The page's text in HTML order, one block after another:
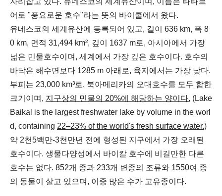
어로 "풍요로운 호수"라는 뜻의 바이쿨에서 왔다.
유네스코의 세계유산에 등록되어 있고, 길이 636 km, 폭 8
0 km, 면적 31,494 km², 깊이 1637 m로, 아시아에서 가장
넓은 민물호수이며, 세계에서 가장 깊은 호수이다. 호수의
바닥은 해수면보다 1285 m 아래로, 육지에서는 가장 낮다.
부피는 23,000 km³로, 북아메리카의 오대호수를 모두 합한
크기이며, 지구상의 민물의 20%에 해당하는 양이다. (Lake
Baikal is the largest freshwater lake by volume in the worl
d, containing 22–23% of the world's fresh surface water.)
약 2천5백만-3천만년 전에 형성된 지구에서 가장 오래된
호수이다. 생물다양성에서 바이칼 호수에 비길만한 다른
호수는 없다. 852개 종과 233개 변종의 조류와 1550여 종
의 동물이 살고 있으며, 이중 많은 수가 고유종이다.